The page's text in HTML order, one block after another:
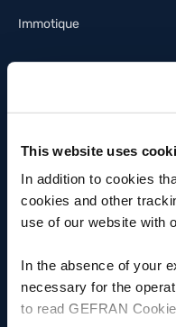
This website uses
In addition to cookies
cookies and other
use of our website with
In the absence of your
necessary for the
to read GEFRAN
Immotique
Principaux chiffres
Chiffres par secteur
Compte des profits et